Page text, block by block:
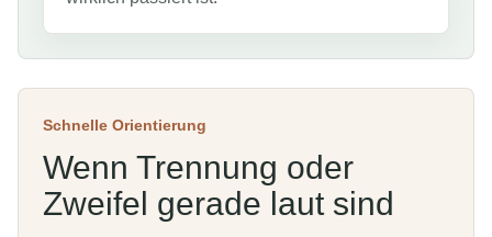
Schnelle Orientierung
Wenn Trennung oder
Zweifel gerade laut sind